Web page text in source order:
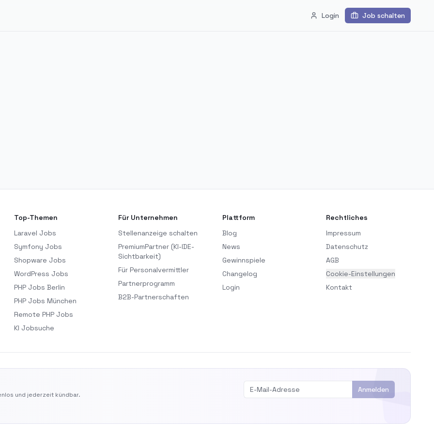
Login Job schalten
Top-Themen
Laravel Jobs
Symfony Jobs
Shopware Jobs
WordPress Jobs
PHP Jobs Berlin
PHP Jobs München
Remote PHP Jobs
KI Jobsuche
Für Unternehmen
Stellenanzeige schalten
PremiumPartner (KI-IDE-
Sichtbarkeit)
Für Personalvermittler
Partnerprogramm
B2B-Partnerschaften
Plattform
Blog
News
Gewinnspiele
Changelog
Login
Rechtliches
Impressum
Datenschutz
AGB
Cookie-Einstellungen
Kontakt
und jederzeit kündbar.
Anmelden